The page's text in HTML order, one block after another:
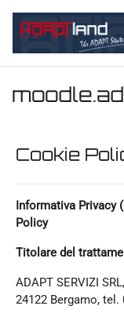
Cookie
Informativa Privacy
Policy
Titolare del
ADAPT SERVIZI
24122 Bergamo, tel.